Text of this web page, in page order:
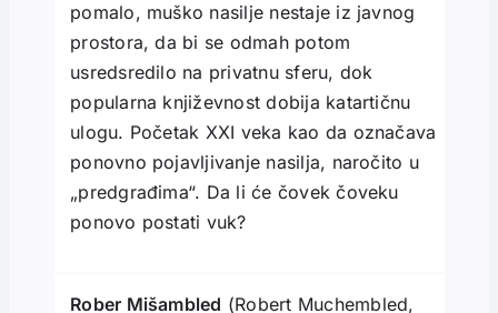
pomalo, muško nasilje nestaje iz javnog
prostora, da bi se odmah potom
usredsredilo na privatnu sferu, dok
popularna književnost dobija katartičnu
ulogu. Početak XXI veka kao da označava
ponovno pojavljivanje nasilja, naročito u
„predgrađima“. Da li će čovek čoveku
ponovo postati vuk?
Rober Mišambled (Robert Muchembled,